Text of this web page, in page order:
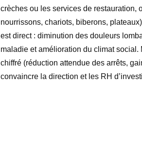
crèches ou les services de restauration,
nourrissons, chariots, biberons,
est direct : diminution des douleurs
maladie et amélioration du climat social.
chiffré (réduction attendue des arrêts,
convaincre la direction et les RH